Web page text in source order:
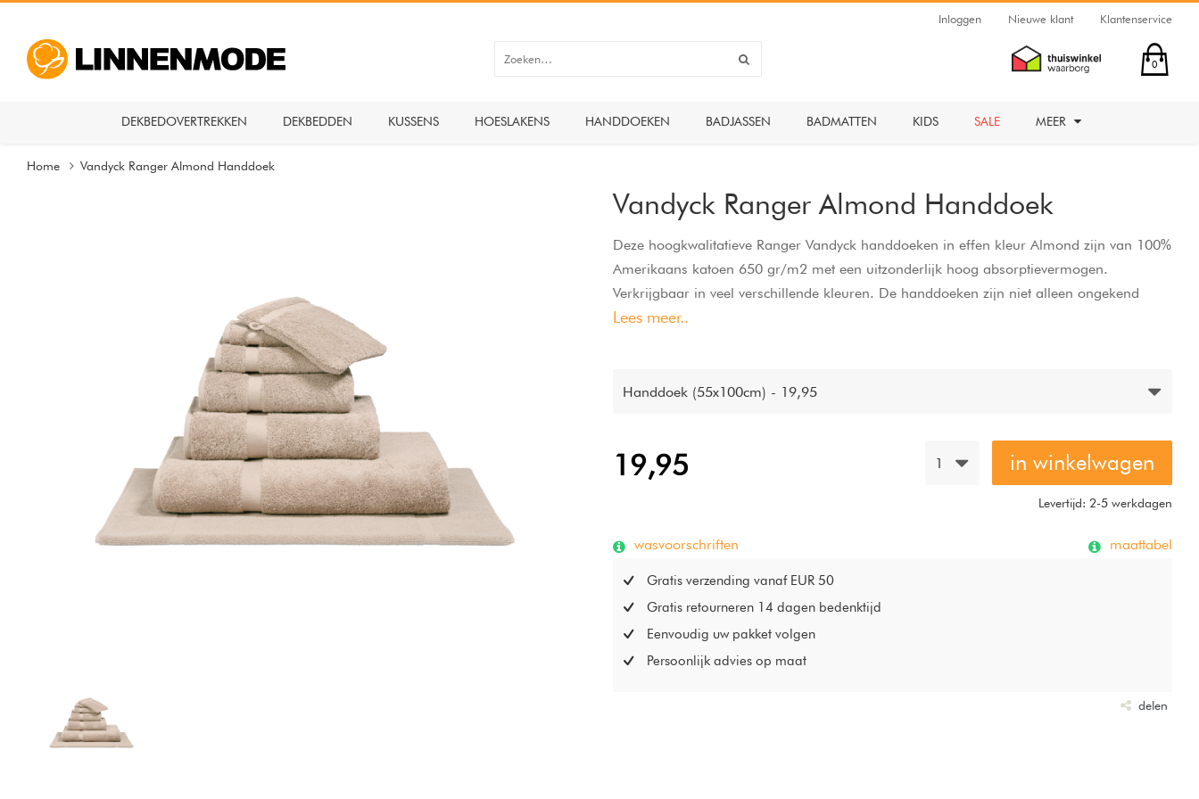
Inloggen Nieuwe klant Klantenservice
0
DEKBEDOVERTREKKEN DEKBEDDEN KUSSENS HOESLAKENS HANDDOEKEN BADJASSEN BADMATTEN KIDS SALE MEER
Home Vandyck Ranger Almond Handdoek
Vandyck Ranger Almond Handdoek
Deze hoogkwalitatieve Ranger Vandyck handdoeken in effen kleur Almond zijn van 100%
Amerikaans katoen 650 gr/m2 met een uitzonderlijk hoog absorptievermogen.
Verkrijgbaar in veel verschillende kleuren. De handdoeken zijn niet alleen ongekend
populair vanwege het comfortabele gewicht, maar ook bijzonder gewild vanwege de
Lees meer..
Handdoek (55x100cm) - 19,95
19,95 1 in winkelwagen
Levertijd: 2-5 werkdagen
wasvoorschriften maattabel
Gratis verzending vanaf EUR 50
Gratis retourneren 14 dagen bedenktijd
Eenvoudig uw pakket volgen
Persoonlijk advies op maat
delen